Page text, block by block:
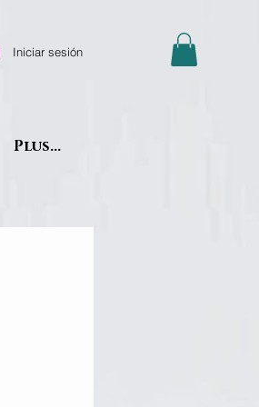
Iniciar sesión
Plus...